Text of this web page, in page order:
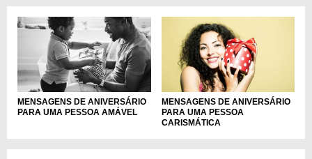
MENSAGENS DE ANIVERSÁRIO
PARA UMA PESSOA AMÁVEL
MENSAGENS DE ANIVERSÁRIO
PARA UMA PESSOA
CARISMÁTICA